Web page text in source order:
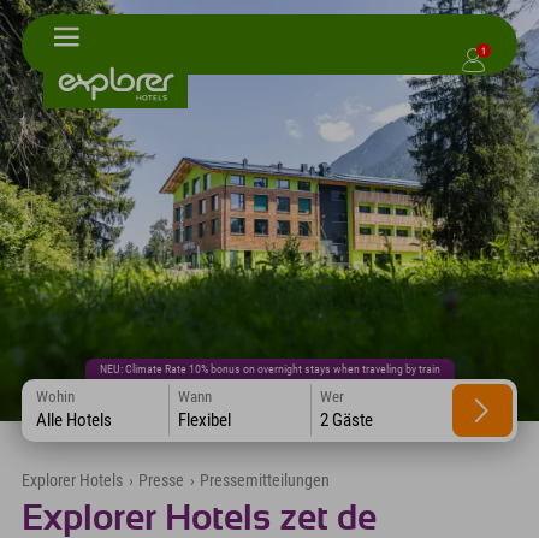
1
NEU: Climate Rate 10% bonus on overnight stays when traveling by train
Wohin
Alle Hotels
Wann
Flexibel
Wer
2 Gäste
Explorer Hotels › Presse › Pressemitteilungen
Explorer Hotels zet de